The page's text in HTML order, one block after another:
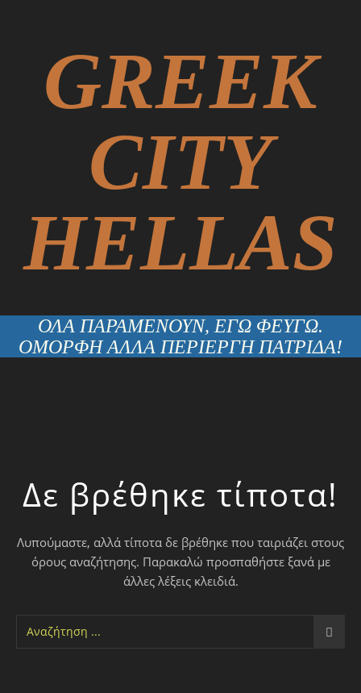
GREEK
CITY
HELLAS
ΟΛΑ ΠΑΡΑΜΕΝΟΥΝ, ΕΓΩ ΦΕΥΓΩ.
ΟΜΟΡΦΗ ΑΛΛΑ ΠΕΡΙΕΡΓΗ ΠΑΤΡΙΔΑ!
Δε βρέθηκε τίποτα!
Λυπούμαστε, αλλά τίποτα δε βρέθηκε που ταιριάζει στους
όρους αναζήτησης. Παρακαλώ προσπαθήστε ξανά με
άλλες λέξεις κλειδιά.